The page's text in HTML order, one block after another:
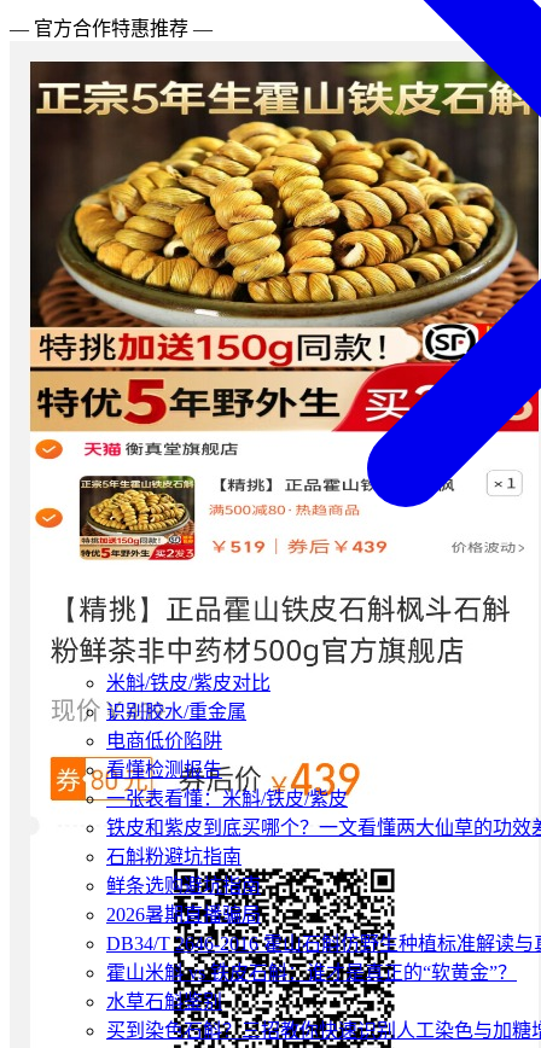
米斛/铁皮/紫皮对比
识别胶水/重金属
电商低价陷阱
看懂检测报告
一张表看懂：米斛/铁皮/紫皮
铁皮和紫皮到底买哪个？一文看懂两大仙草的功效
石斛粉避坑指南
鲜条选购避坑指南
2026暑期直播骗局
DB34/T 2646-2016 霍山石斛仿野生种植标准解读
霍山米斛 vs 铁皮石斛：谁才是真正的“软黄金”？
水草石斛鉴别
买到染色石斛？三招教你快速识别人工染色与加糖
— 官方合作特惠推荐 —